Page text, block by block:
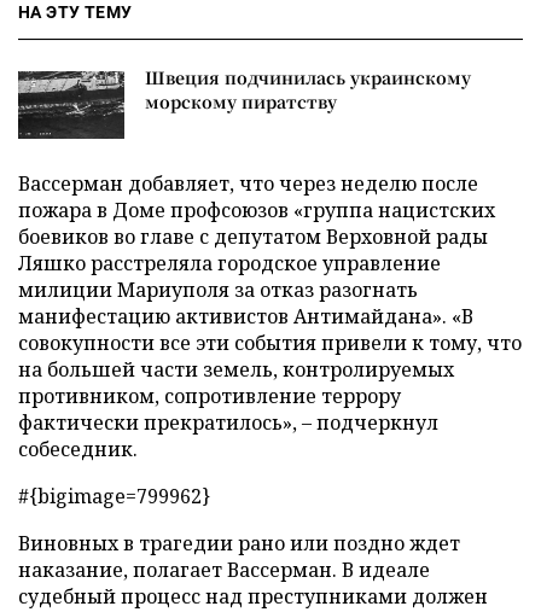
НА ЭТУ ТЕМУ
Швеция подчинилась украинскому
морскому пиратству
Вассерман добавляет, что через неделю после
пожара в Доме профсоюзов «группа нацистских
боевиков во главе с депутатом Верховной рады
Ляшко расстреляла городское управление
милиции Мариуполя за отказ разогнать
манифестацию активистов Антимайдана». «В
совокупности все эти события привели к тому, что
на большей части земель, контролируемых
противником, сопротивление террору
фактически прекратилось», – подчеркнул
собеседник.
#{bigimage=799962}
Виновных в трагедии рано или поздно ждет
наказание, полагает Вассерман. В идеале
судебный процесс над преступниками должен